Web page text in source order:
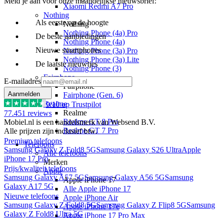
Xiaomi Redmi A7 Pro
Nothing
Nothing
Nothing Phone (4a) Pro
Nothing Phone (4a)
Nothing Phone (3a) Pro
Nothing Phone (3a) Lite
Nothing Phone (3)
Fairphone
Fairphone
Fairphone (Gen. 6)
Realme
Realme
Realme GT 8 Pro
Realme GT 7 Pro
Telefoons
Alle telefoons
Merken
Apple
Apple iPhone 17
Alle Apple iPhone 17
Apple iPhone Air
Apple iPhone 17e
Apple iPhone 17 Pro Max
Als eerste op de hoogte
De beste aanbiedingen
Nieuwe smartphones
De laatste nieuwtjes
E-mailadres
Aanmelden
9/10 op Trustpilot
77.451 reviews
Mobiel.nl is een handelsmerk van Websend B.V.
Alle prijzen zijn inclusief btw.
Premium telefoons
Samsung Galaxy Z Fold8 5GSamsung Galaxy S26 UltraApple
iPhone 17 Pro
Prijs/kwaliteit telefoons
Samsung Galaxy A57 5GSamsung Galaxy A56 5GSamsung
Galaxy A17 5G
Nieuwe telefoons
Samsung Galaxy Z Fold8 5GSamsung Galaxy Z Flip8 5GSamsung
Galaxy Z Fold8 Ultra 5G